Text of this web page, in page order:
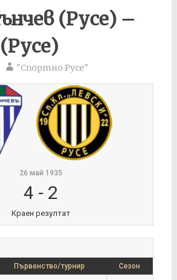
(Русе) –
"Спортно Русе"
26 май 1935
4 - 2
Краен резултат
Първенство/турнир Сезон